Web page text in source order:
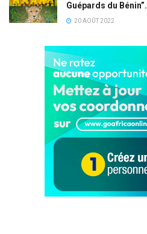
Guépards du Bénin”.
20 AOÛT 2022